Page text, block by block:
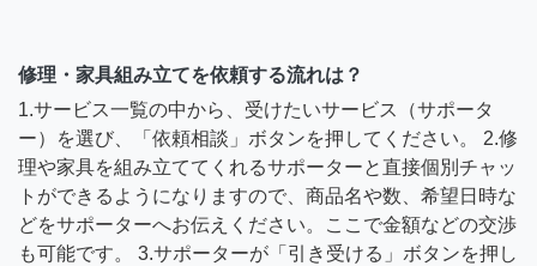
修理・家具組み立てを依頼する流れは？
1.サービス一覧の中から、受けたいサービス（サポータ
ー）を選び、「依頼相談」ボタンを押してください。 2.修
理や家具を組み立ててくれるサポーターと直接個別チャッ
トができるようになりますので、商品名や数、希望日時な
どをサポーターへお伝えください。ここで金額などの交渉
も可能です。 3.サポーターが「引き受ける」ボタンを押し